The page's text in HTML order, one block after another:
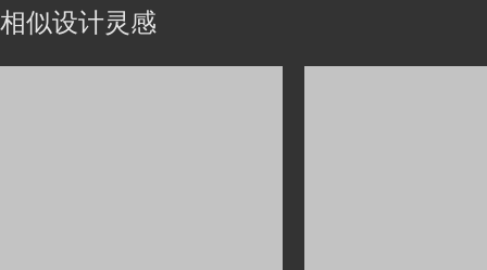
相似设计灵感